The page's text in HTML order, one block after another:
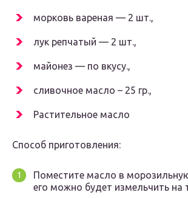
морковь вареная — 2 шт.,
лук репчатый — 2 шт.,
майонез — по вкусу.,
сливочное масло – 25 гр.,
Растительное масло
Способ приготовления:
Поместите масло в
его можно будет измельчить на